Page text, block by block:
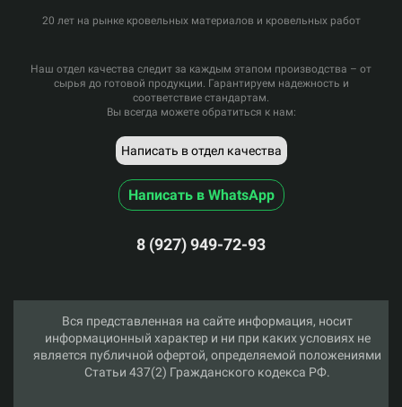
20 лет на рынке кровельных материалов и кровельных работ
Наш отдел качества следит за каждым этапом производства – от
сырья до готовой продукции. Гарантируем надежность и
соответствие стандартам.
Вы всегда можете обратиться к нам:
Написать в отдел качества
Написать в WhatsApp
8 (927) 949-72-93
Вся представленная на сайте информация, носит
информационный характер и ни при каких условиях не
является публичной офертой, определяемой положениями
Статьи 437(2) Гражданского кодекса РФ.